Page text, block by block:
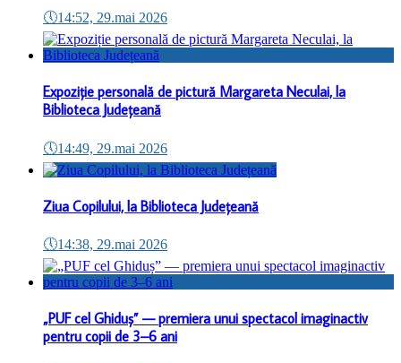
🕔14:52, 29.mai 2026
Expoziție personală de pictură Margareta Neculai, la
Biblioteca Județeană
🕔14:49, 29.mai 2026
Ziua Copilului, la Biblioteca Județeană
🕔14:38, 29.mai 2026
„PUF cel Ghiduș” — premiera unui spectacol imaginactiv
pentru copii de 3–6 ani